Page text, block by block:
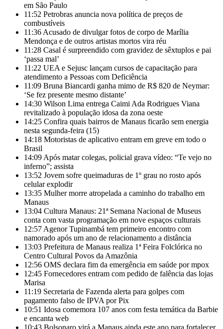
em São Paulo
11:52 Petrobras anuncia nova política de preços de
combustíveis
11:36 Acusado de divulgar fotos de corpo de Marília
Mendonça e de outros artistas mortos vira réu
11:28 Casal é surpreendido com gravidez de sêxtuplos e pai
‘passa mal’
11:22 UEA e Sejusc lançam cursos de capacitação para
atendimento a Pessoas com Deficiência
11:09 Bruna Biancardi ganha mimo de R$ 820 de Neymar:
‘Se fez presente mesmo distante’
14:30 Wilson Lima entrega Caimi Ada Rodrigues Viana
revitalizado à população idosa da zona oeste
14:25 Confira quais bairros de Manaus ficarão sem energia
nesta segunda-feira (15)
14:18 Motoristas de aplicativo entram em greve em todo o
Brasil
14:09 Após matar colegas, policial grava vídeo: “Te vejo no
inferno”; assista
13:52 Jovem sofre queimaduras de 1º grau no rosto após
celular explodir
13:35 Mulher morre atropelada a caminho do trabalho em
Manaus
13:04 Cultura Manaus: 21ª Semana Nacional de Museus
conta com vasta programação em nove espaços culturais
12:57 Agenor Tupinambá tem primeiro encontro com
namorado após um ano de relacionamento a distância
13:03 Prefeitura de Manaus realiza 1ª Feira Folclórica no
Centro Cultural Povos da Amazônia
12:56 OMS declara fim da emergência em saúde por mpox
12:45 Fornecedores entram com pedido de falência das lojas
Marisa
11:19 Secretaria de Fazenda alerta para golpes com
pagamento falso de IPVA por Pix
10:51 Idosa comemora 107 anos com festa temática da Barbie
e encanta web
10:43 Bolsonaro virá a Manaus ainda este ano para fortalecer